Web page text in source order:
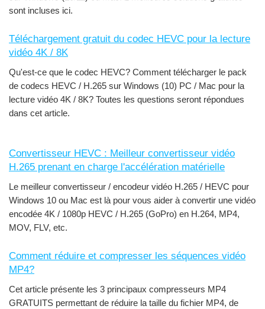
sont incluses ici.
Téléchargement gratuit du codec HEVC pour la lecture
vidéo 4K / 8K
Qu'est-ce que le codec HEVC? Comment télécharger le pack
de codecs HEVC / H.265 sur Windows (10) PC / Mac pour la
lecture vidéo 4K / 8K? Toutes les questions seront répondues
dans cet article.
Convertisseur HEVC : Meilleur convertisseur vidéo
H.265 prenant en charge l'accélération matérielle
Le meilleur convertisseur / encodeur vidéo H.265 / HEVC pour
Windows 10 ou Mac est là pour vous aider à convertir une vidéo
encodée 4K / 1080p HEVC / H.265 (GoPro) en H.264, MP4,
MOV, FLV, etc.
Comment réduire et compresser les séquences vidéo
MP4?
Cet article présente les 3 principaux compresseurs MP4
GRATUITS permettant de réduire la taille du fichier MP4, de